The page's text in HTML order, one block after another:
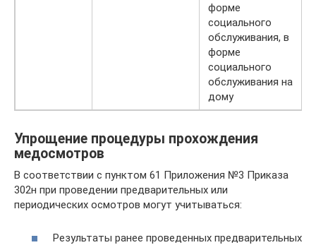
форме
социального
обслуживания, в
форме
социального
обслуживания на
дому
Упрощение процедуры прохождения
медосмотров
В соответствии с пунктом 61 Приложения №3 Приказа
302н при проведении предварительных или
периодических осмотров могут учитываться:
Результаты ранее проведенных предварительных